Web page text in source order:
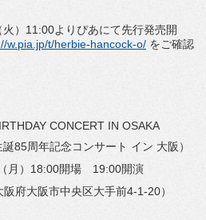
）11:00よりぴあにて先行発売開
w.pia.jp/t/herbie-hancock-o/ をご確認
CONCERT IN OSAKA
85周年記念コンサート イン 大阪）
月）18:00開場 19:00開演
阪府大阪市中央区大手前4-1-20）